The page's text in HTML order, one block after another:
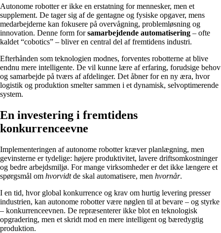
Autonome robotter er ikke en erstatning for mennesker, men et
supplement. De tager sig af de gentagne og fysiske opgaver, mens
medarbejderne kan fokusere på overvågning, problemløsning og
innovation. Denne form forsamarbejdende automatisering – ofte
kaldet “cobotics” – bliver en central del af fremtidens industri.
Efterhånden som teknologien modnes, forventes robotterne at blive
endnu mere intelligente. De vil kunne lære af erfaring, forudsige behov
og samarbejde på tværs af afdelinger. Det åbner for en ny æra, hvor
logistik og produktion smelter sammen i et dynamisk, selvoptimerende
system.
En investering i fremtidens
konkurrenceevne
Implementeringen af autonome robotter kræver planlægning, men
gevinsterne er tydelige: højere produktivitet, lavere driftsomkostninger
og bedre arbejdsmiljø. For mange virksomheder er det ikke længere et
spørgsmål om hvorvidtde skal automatisere, men hvornår.
I en tid, hvor global konkurrence og krav om hurtig levering presser
industrien, kan autonome robotter være nøglen til at bevare – og styrke
– konkurrenceevnen. De repræsenterer ikke blot en teknologisk
opgradering, men et skridt mod en mere intelligent og bæredygtig
produktion.